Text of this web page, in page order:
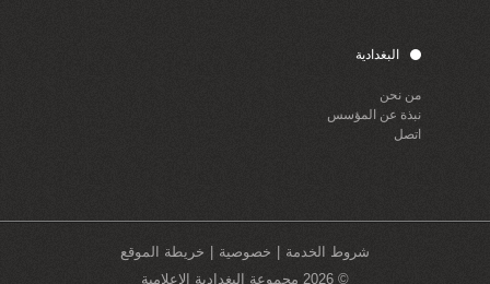
البغدادية
من نحن
نبذة عن المؤسس
اتصل
شروط الخدمة خصوصية
خريطة الموقع
© 2026 مجموعة البغدادية الاعلامية